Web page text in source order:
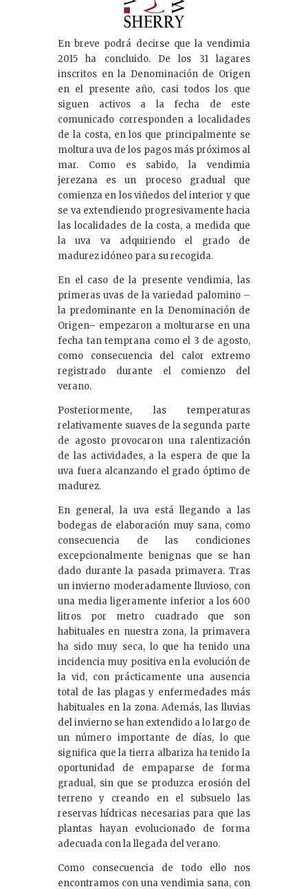
En breve podrá decirse que la vendimia
2015 ha concluido. De los 31 lagares
inscritos en la Denominación de Origen
en el presente año, casi todos los que
siguen activos a la fecha de este
comunicado corresponden a localidades
de la costa, en los que principalmente se
moltura uva de los pagos más próximos al
mar. Como es sabido, la vendimia
jerezana es un proceso gradual que
comienza en los viñedos del interior y que
se va extendiendo progresivamente hacia
las localidades de la costa, a medida que
la uva va adquiriendo el grado de
madurez idóneo para su recogida.
En el caso de la presente vendimia, las
primeras uvas de la variedad palomino –
la predominante en la Denominación de
Origen– empezaron a molturarse en una
fecha tan temprana como el 3 de agosto,
como consecuencia del calor extremo
registrado durante el comienzo del
verano.
Posteriormente, las temperaturas
relativamente suaves de la segunda parte
de agosto provocaron una ralentización
de las actividades, a la espera de que la
uva fuera alcanzando el grado óptimo de
madurez.
En general, la uva está llegando a las
bodegas de elaboración muy sana, como
consecuencia de las condiciones
excepcionalmente benignas que se han
dado durante la pasada primavera. Tras
un invierno moderadamente lluvioso, con
una media ligeramente inferior a los 600
litros por metro cuadrado que son
habituales en nuestra zona, la primavera
ha sido muy seca, lo que ha tenido una
incidencia muy positiva en la evolución de
la vid, con prácticamente una ausencia
total de las plagas y enfermedades más
habituales en la zona. Además, las lluvias
del invierno se han extendido a lo largo de
un número importante de días, lo que
significa que la tierra albariza ha tenido la
oportunidad de empaparse de forma
gradual, sin que se produzca erosión del
terreno y creando en el subsuelo las
reservas hídricas necesarias para que las
plantas hayan evolucionado de forma
adecuada con la llegada del verano.
Como consecuencia de todo ello nos
encontramos con una vendimia sana, con